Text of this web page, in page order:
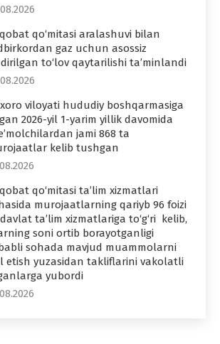
qo‘mitasi aralashuvi bilan
gaz uchun asossiz
to‘lov qaytarilishi ta’minlandi
viloyati hududiy boshqarmasiga
2026-yil 1-yarim yillik davomida
jami 868 ta
kelib tushgan
qo‘mitasi ta’lim xizmatlari
murojaatlarning qariyb 96 foizi
ta’lim xizmatlariga to‘g‘ri kelib,
soni ortib borayotganligi
sohada mavjud muammolarni
etish yuzasidan takliflarini vakolatli
yubordi